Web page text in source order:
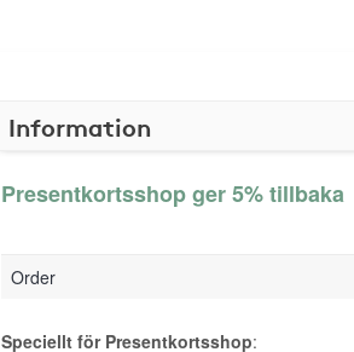
Information
Presentkortsshop ger 5% tillbaka
Order
Speciellt för Presentkortsshop: